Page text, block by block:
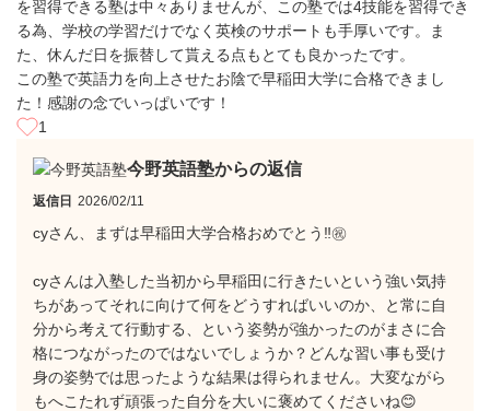
を習得できる塾は中々ありませんが、この塾では4技能を習得でき
る為、学校の学習だけでなく英検のサポートも手厚いです。ま
た、休んだ日を振替して貰える点もとても良かったです。
この塾で英語力を向上させたお陰で早稲田大学に合格できまし
た！感謝の念でいっぱいです！
1
今野英語塾からの返信
返信日 2026/02/11
cyさん、まずは早稲田大学合格おめでとう‼️㊗️
cyさんは入塾した当初から早稲田に行きたいという強い気持
ちがあってそれに向けて何をどうすればいいのか、と常に自
分から考えて行動する、という姿勢が強かったのがまさに合
格につながったのではないでしょうか？どんな習い事も受け
身の姿勢では思ったような結果は得られません。大変ながら
もへこたれず頑張った自分を大いに褒めてくださいね😊